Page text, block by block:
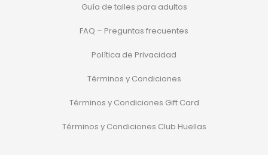
Guía de talles para adultos
FAQ – Preguntas frecuentes
Política de Privacidad
Términos y Condiciones
Términos y Condiciones Gift Card
Términos y Condiciones Club Huellas